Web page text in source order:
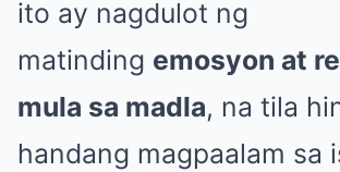
ito ay nagdulot ng
matinding emosyon at
mula sa madla, na tila
handang magpaalam sa